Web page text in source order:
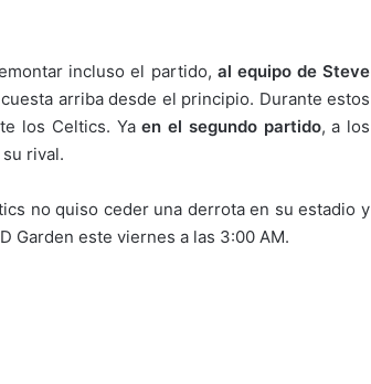
incluso el partido, al equipo de Steve
arriba desde el principio. Durante estos
los Celtics. Yaen el segundo partido, a los
rival.
no quiso ceder una derrota en su estadio y
Garden este viernes a las 3:00 AM.